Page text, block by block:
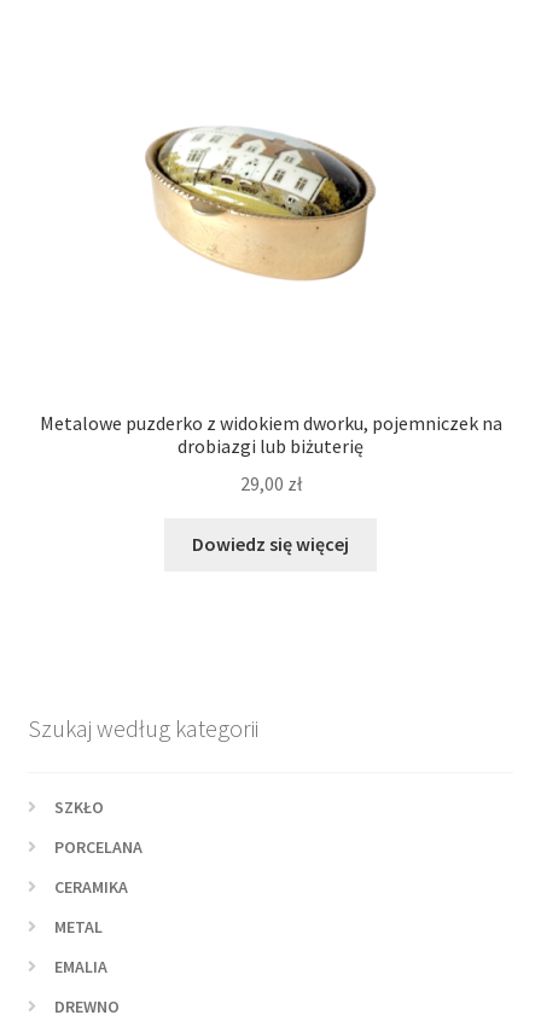
Metalowe puzderko z widokiem dworku, pojemniczek na
drobiazgi lub biżuterię
29,00 zł
Dowiedz się więcej
Szukaj według kategorii
SZKŁO
PORCELANA
CERAMIKA
METAL
EMALIA
DREWNO